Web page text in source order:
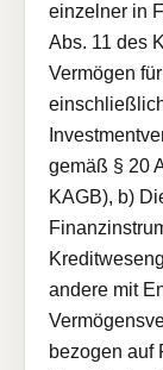
einzelner in
Abs. 11 des
Vermögen
gemäß § 20
KAGB), b)
andere mit
bezogen auf